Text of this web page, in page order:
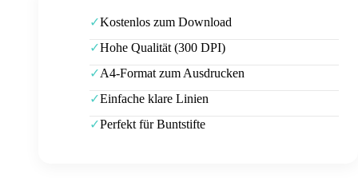
✓Kostenlos zum Download
✓Hohe Qualität (300 DPI)
✓A4-Format zum Ausdrucken
✓Einfache klare Linien
✓Perfekt für Buntstifte